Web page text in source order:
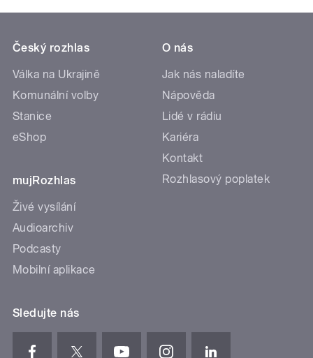
Český rozhlas
Válka na Ukrajině
Komunální volby
Stanice
eShop
mujRozhlas
Živé vysílání
Audioarchiv
Podcasty
Mobilní aplikace
O nás
Jak nás naladíte
Nápověda
Lidé v rádiu
Kariéra
Kontakt
Rozhlasový poplatek
Sledujte nás